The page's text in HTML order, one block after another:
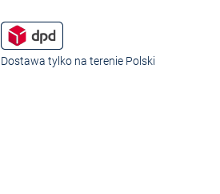
Dostawa tylko na terenie Polski